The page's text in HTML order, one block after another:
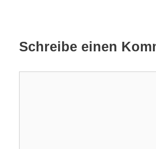
Schreibe einen